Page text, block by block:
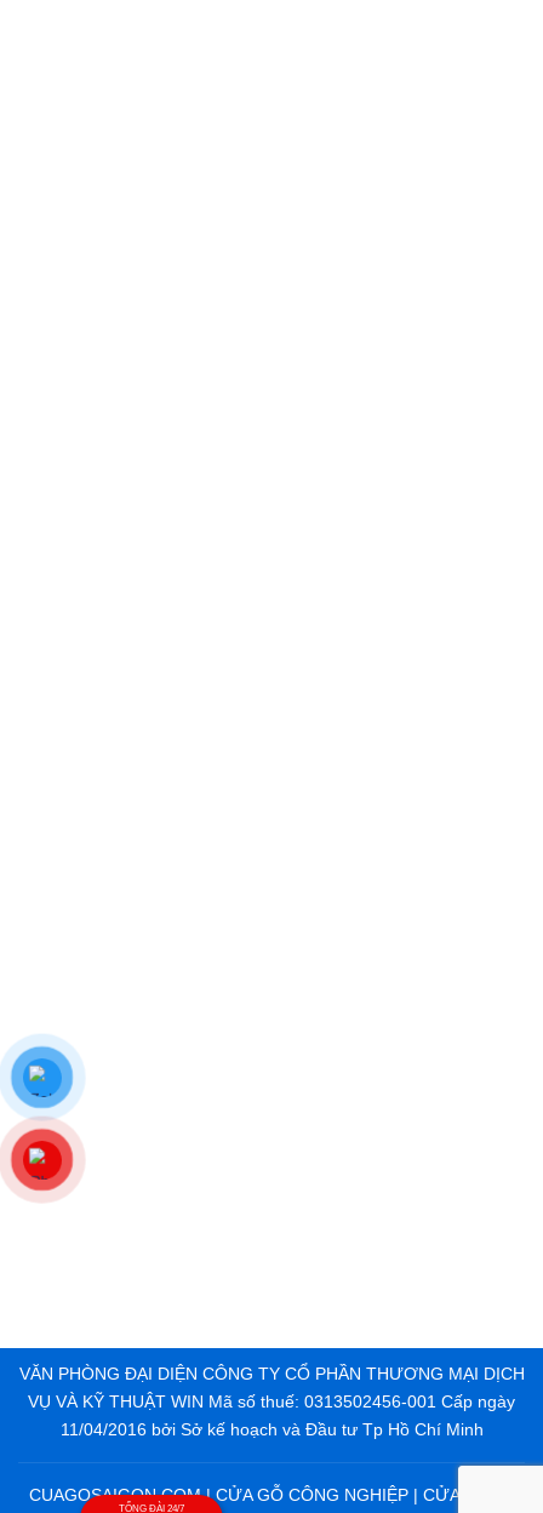
VĂN PHÒNG ĐẠI DIỆN CÔNG TY CỔ PHẦN THƯƠNG MẠI DỊCH
VỤ VÀ KỸ THUẬT WIN Mã số thuế: 0313502456-001 Cấp ngày
11/04/2016 bởi Sở kế hoạch và Đầu tư Tp Hồ Chí Minh
CUAGOSAIGON.COM | CỬA GỖ CÔNG NGHIỆP | CỬA NHỰA
TỔNG ĐÀI 24/7